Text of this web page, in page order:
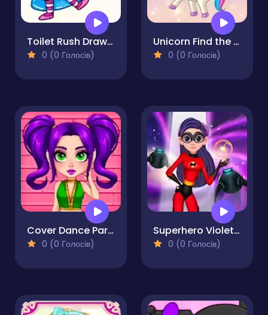
Toilet Rush Draw To Pee
0 (0 Голосів)
Unicorn Find the Differences
0 (0 Голосів)
Cover Dance Party
0 (0 Голосів)
Superhero Violet Fashion Shoot
0 (0 Голосів)